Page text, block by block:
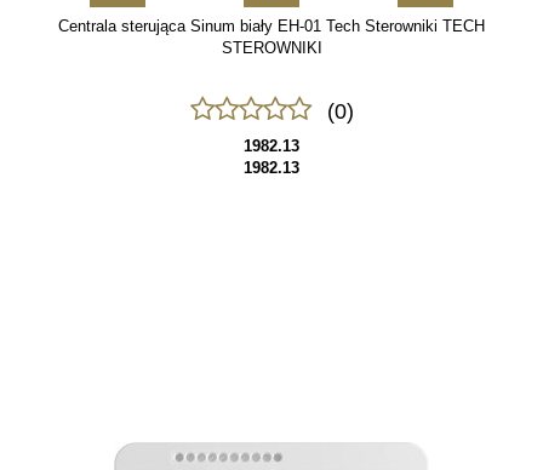
Centrala sterująca Sinum biały EH-01 Tech Sterowniki TECH
STEROWNIKI
(0)
1982.13
1982.13